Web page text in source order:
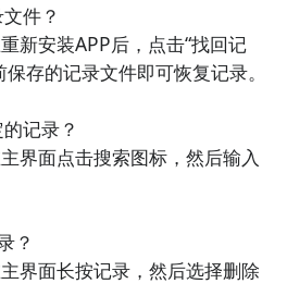
件？
新安装APP后，点击“找回记
存的记录文件即可恢复记录。
记录？
界面点击搜索图标，然后输入
？
界面长按记录，然后选择删除